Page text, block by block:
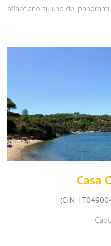
affacciano su uno dei panorami...
Casa
(CIN: